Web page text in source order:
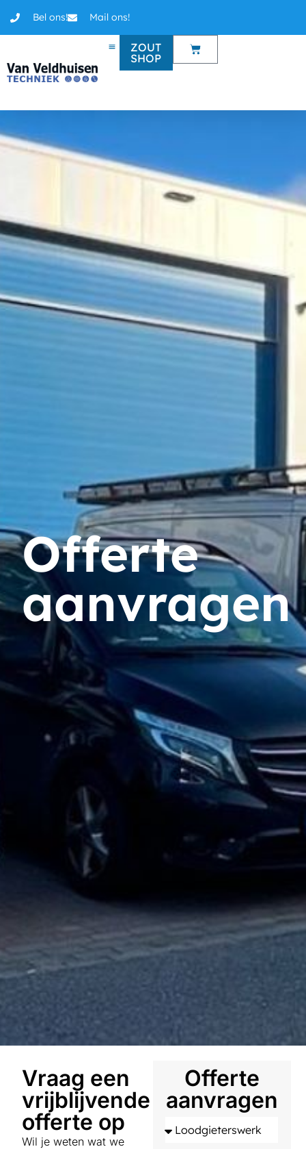
Bel ons! Mail ons!
ZOUT
SHOP
Offerte
aanvragen
Vraag een
vrijblijvende
offerte op
Wil je weten wat we
Offerte
aanvragen